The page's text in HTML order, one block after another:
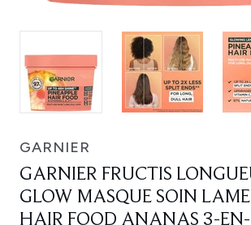
GARNIER
GARNIER FRUCTIS
GLOW MASQUE SOIN
HAIR FOOD ANANAS 3-